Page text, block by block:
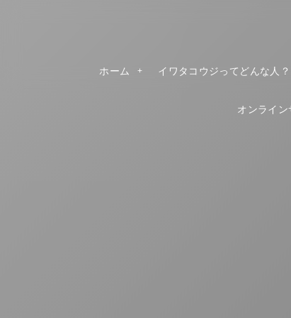
ホーム イワタコウジってどんな人？
オンライ